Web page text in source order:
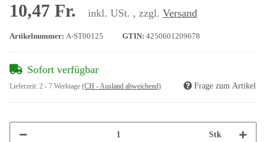
10,47 Fr. inkl. USt. , zzgl. Versand
Artikelnummer: A-ST00125 GTIN: 4250601209678
Sofort verfügbar
Lieferzeit: 2 - 7 Werktage (CH - Ausland abweichend) Frage zum Artikel
Stk